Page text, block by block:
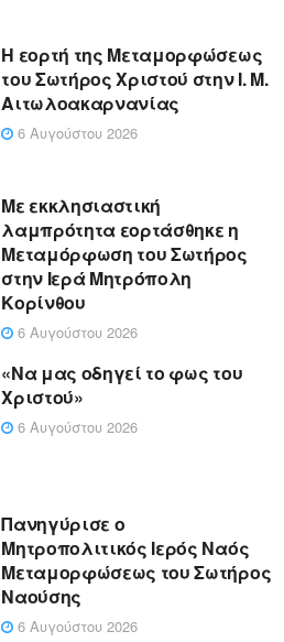
Η εορτή της Μεταμορφώσεως
του Σωτήρος Χριστού στην Ι. Μ.
Αιτωλοακαρνανίας
6 Αυγούστου 2026
Με εκκλησιαστική
λαμπρότητα εορτάσθηκε η
Μεταμόρφωση του Σωτήρος
στην Ιερά Μητρόπολη
Κορίνθου
6 Αυγούστου 2026
«Να μας οδηγεί το φως του
Χριστού»
6 Αυγούστου 2026
Πανηγύρισε ο
Μητροπολιτικός Ιερός Ναός
Μεταμορφώσεως του Σωτήρος
Ναούσης
6 Αυγούστου 2026